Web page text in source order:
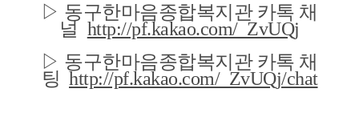
▷ 동구한마음종합복지관 카톡 채
널 http://pf.kakao.com/_ZvUQj
▷ 동구한마음종합복지관 카톡 채
팅 http://pf.kakao.com/_ZvUQj/chat